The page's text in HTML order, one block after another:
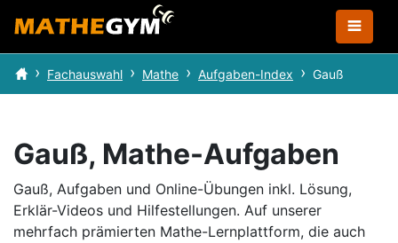
Fachauswahl Mathe Aufgaben-Index Gauß
Gauß, Mathe-Aufgaben
Gauß, Aufgaben und Online-Übungen inkl. Lösung,
Erklär-Videos und Hilfestellungen. Auf unserer
mehrfach prämierten Mathe-Lernplattform, die auch